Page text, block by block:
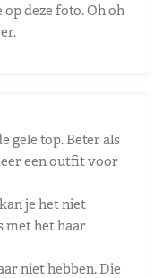
deze foto. Oh oh
gele top. Beter als
een outfit voor
je het niet
met het haar
niet hebben. Die